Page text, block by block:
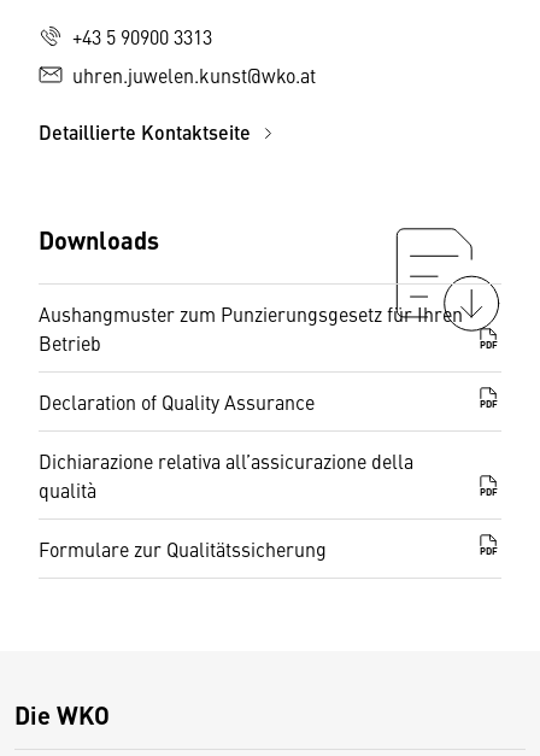
+43 5 90900 3313
uhren.juwelen.kunst@wko.at
Detaillierte Kontaktseite
Downloads
Aushangmuster zum Punzierungsgesetz für Ihren
Betrieb
PDF
Declaration of Quality Assurance PDF
Dichiarazione relativa all’assicurazione della
qualità
PDF
Formulare zur Qualitätssicherung PDF
Die WKO